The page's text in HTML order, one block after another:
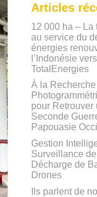
Articles
12 000 ha –
au service du
énergies
l’Indonésie
TotalEnergies
À la
pour Retrouver
Seconde
Papouasie
Gestion
Surveillance
Décharge de
Drones
Ils parlent de